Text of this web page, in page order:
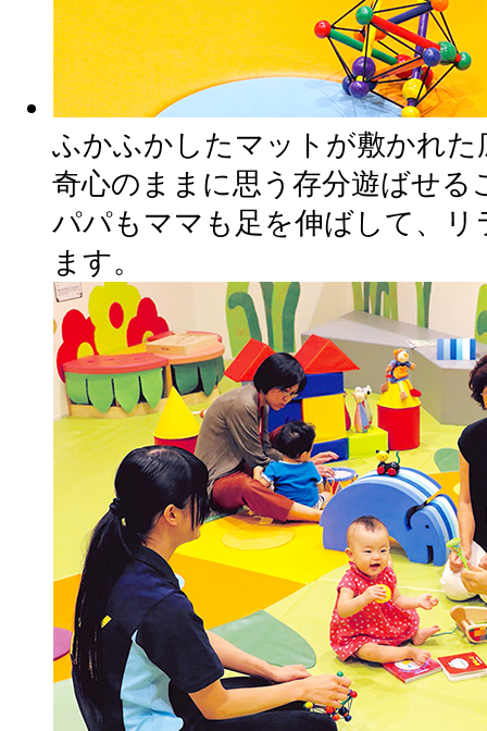
ふかふかしたマットが敷かれ
奇心のままに思う存分遊ばせる
パパもママも足を伸ばして、
ます。